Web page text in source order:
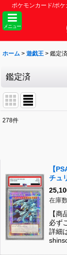
ポケモンカード/ポ
メニュー
ホーム > 遊戯王 > 鑑定済
鑑定済
278件
【
チュ
ーシ
在庫
【
必ず
詳細